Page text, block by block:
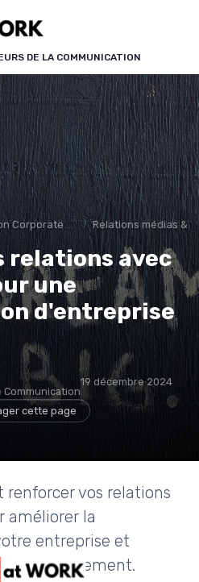
DE LA COMMUNICATION
& Institutionnelle Relations médias &
relations avec
une
d'entreprise
19 décembre 2024
cette page
vos relations
améliorer la
entreprise et
efficacement.